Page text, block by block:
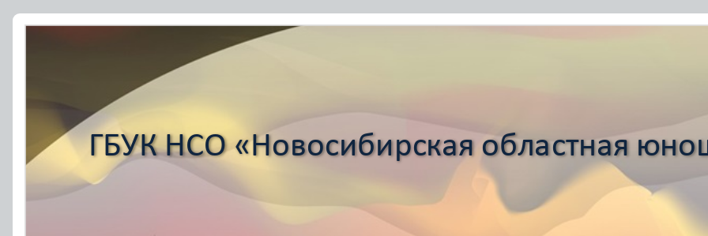
ГБУК НСО «Новосибирская областная
ГБУК НСО «Новосибирская областная